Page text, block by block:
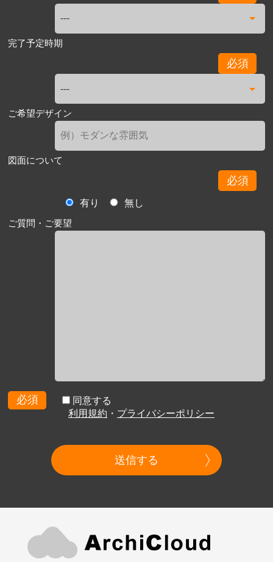
完了予定時期
必須
ご希望デザイン
図面について
必須
有り
無し
ご質問・ご要望
必須
同意する
利用規約 ・ プライバシーポリシー
送信する